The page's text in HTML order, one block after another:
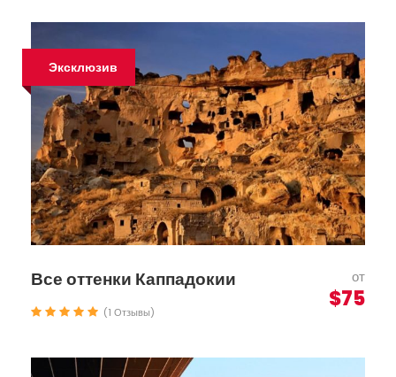
Эксклюзив
Все оттенки Каппадокии от
$75
(1 Отзывы)